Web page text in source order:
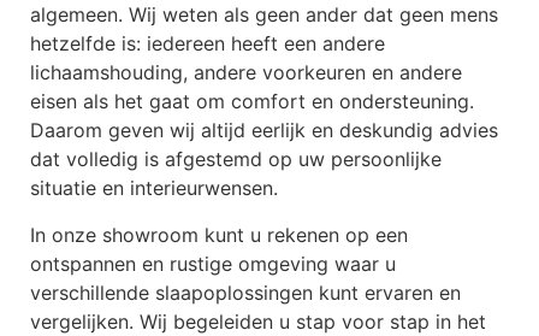
algemeen. Wij weten als geen ander dat geen mens
hetzelfde is: iedereen heeft een andere
lichaamshouding, andere voorkeuren en andere
eisen als het gaat om comfort en ondersteuning.
Daarom geven wij altijd eerlijk en deskundig advies
dat volledig is afgestemd op uw persoonlijke
situatie en interieurwensen.
In onze showroom kunt u rekenen op een
ontspannen en rustige omgeving waar u
verschillende slaapoplossingen kunt ervaren en
vergelijken. Wij begeleiden u stap voor stap in het